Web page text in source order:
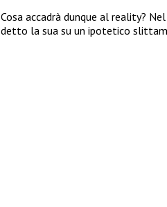
Cosa accadrà dunque al reality?
detto la sua su un ipotetico